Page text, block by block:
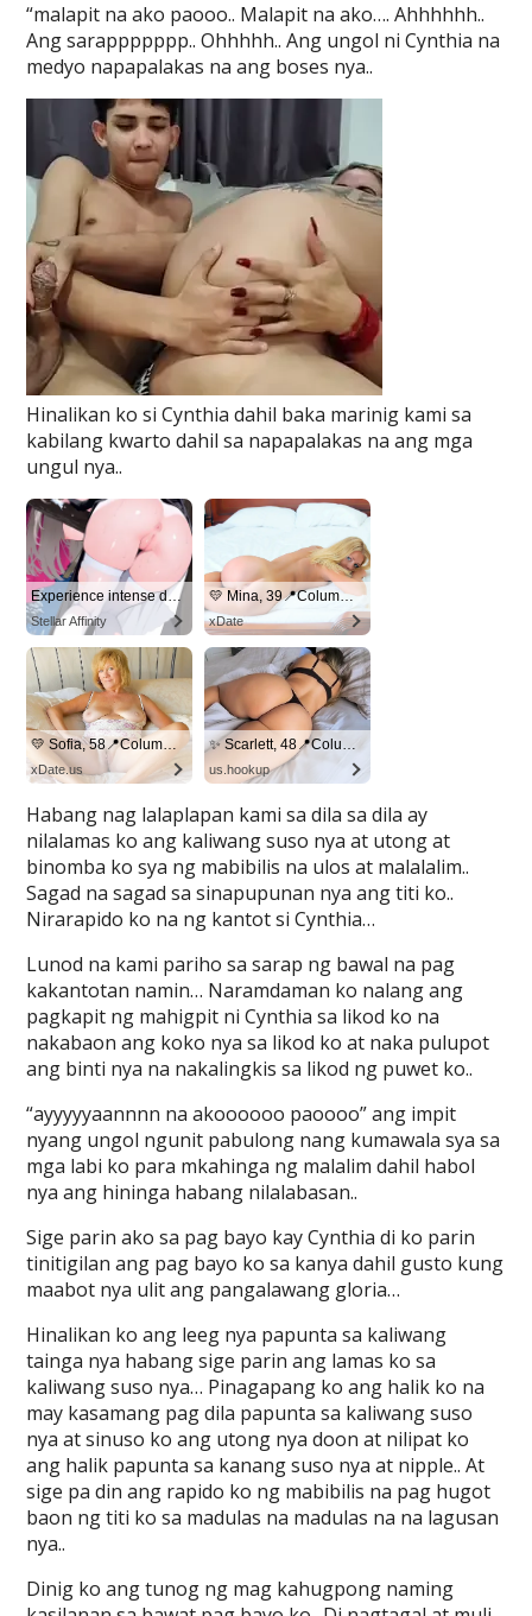
“malapit na ako paooo.. Malapit na ako…. Ahhhhhh..
Ang sarappppppp.. Ohhhhh.. Ang ungol ni Cynthia na
medyo napapalakas na ang boses nya..
Hinalikan ko si Cynthia dahil baka marinig kami sa
kabilang kwarto dahil sa napapalakas na ang mga
ungul nya..
Habang nag lalaplapan kami sa dila sa dila ay
nilalamas ko ang kaliwang suso nya at utong at
binomba ko sya ng mabibilis na ulos at malalalim..
Sagad na sagad sa sinapupunan nya ang titi ko..
Nirarapido ko na ng kantot si Cynthia…
Lunod na kami pariho sa sarap ng bawal na pag
kakantotan namin… Naramdaman ko nalang ang
pagkapit ng mahigpit ni Cynthia sa likod ko na
nakabaon ang koko nya sa likod ko at naka pulupot
ang binti nya na nakalingkis sa likod ng puwet ko..
“ayyyyyaannnn na akoooooo paoooo” ang impit
nyang ungol ngunit pabulong nang kumawala sya sa
mga labi ko para mkahinga ng malalim dahil habol
nya ang hininga habang nilalabasan..
Sige parin ako sa pag bayo kay Cynthia di ko parin
tinitigilan ang pag bayo ko sa kanya dahil gusto kung
maabot nya ulit ang pangalawang gloria…
Hinalikan ko ang leeg nya papunta sa kaliwang
tainga nya habang sige parin ang lamas ko sa
kaliwang suso nya… Pinagapang ko ang halik ko na
may kasamang pag dila papunta sa kaliwang suso
nya at sinuso ko ang utong nya doon at nilipat ko
ang halik papunta sa kanang suso nya at nipple.. At
sige pa din ang rapido ko ng mabibilis na pag hugot
baon ng titi ko sa madulas na madulas na na lagusan
nya..
Dinig ko ang tunog ng mag kahugpong naming